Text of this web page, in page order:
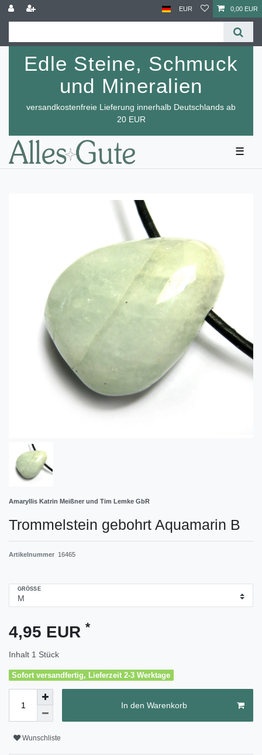
EUR 0,00 EUR
Edle Steine, Schmuck
und Mineralien
versandkostenfreie Lieferung innerhalb Deutschlands ab
20 EUR
☰
Amaryllis Katrin Meißner und Tim Lemke GbR
Trommelstein gebohrt Aquamarin B
Artikelnummer 16465
GRÖSSE
4,95 EUR *
Inhalt 1 Stück
Sofort versandfertig, Lieferzeit 2-3 Werktage
In den Warenkorb
Wunschliste